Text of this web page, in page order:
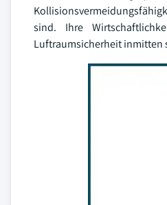
sind. Ihre
Luftraumsicherheit inmitten